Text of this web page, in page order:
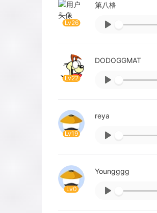
Lv26
第八格
Lv22
DODOGGMAT
Lv19
reya
Lv0
Youngggg